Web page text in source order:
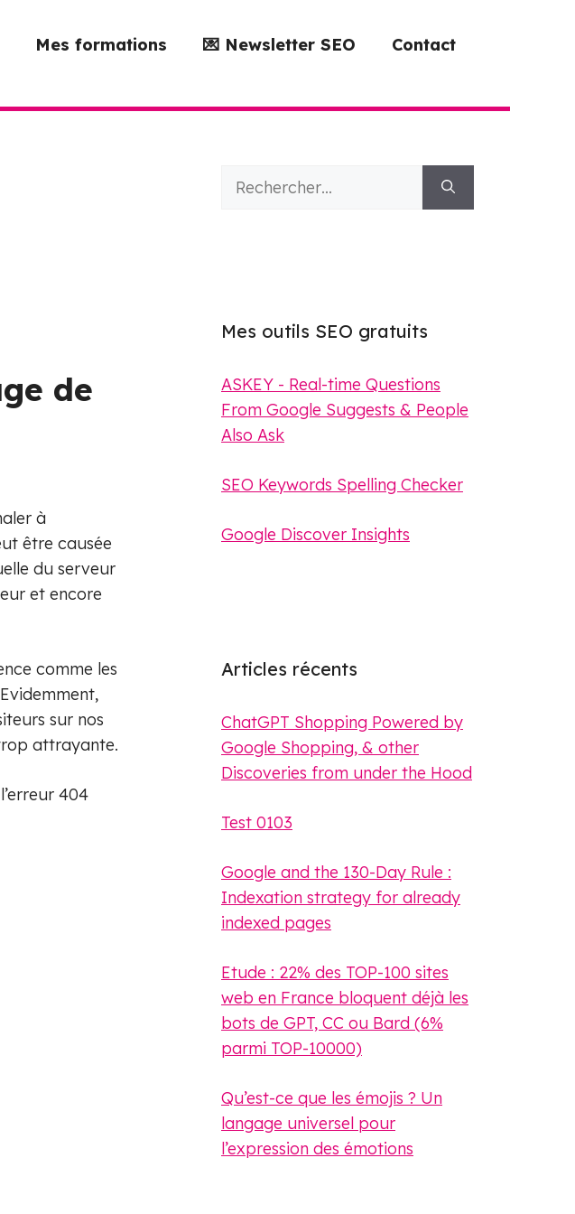
Mes formations 💌 Newsletter SEO Contact
de
à
être causée
du serveur
et encore
comme les
sur nos
attrayante.
404
Rechercher :
Mes outils SEO gratuits
ASKEY - Real-time Questions
From Google Suggests & People
Also Ask
SEO Keywords Spelling Checker
Google Discover Insights
Articles récents
ChatGPT Shopping Powered by
Google Shopping, & other
Discoveries from under the Hood
Test 0103
Google and the 130-Day Rule :
Indexation strategy for already
indexed pages
Etude : 22% des TOP-100 sites
web en France bloquent déjà les
bots de GPT, CC ou Bard (6%
parmi TOP-10000)
Qu’est-ce que les émojis ? Un
langage universel pour
l’expression des émotions